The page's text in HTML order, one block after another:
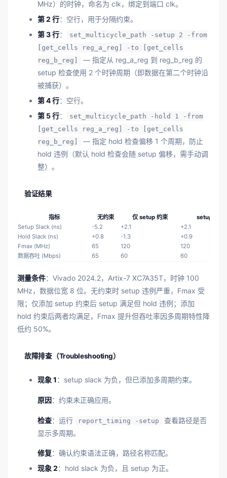
MHz）的时钟，命名为 clk，绑定到端口 clk。
第 2 行：空行，用于分隔约束。
第 3 行：
set_multicycle_path -setup 2 -from
[get_cells reg_a_reg] -to [get_cells
reg_b_reg]
— 指定从 reg_a_reg 到 reg_b_reg 的
setup 检查使用 2 个时钟周期（即数据在第二个时钟沿
被捕获）。
第 4 行：空行。
第 5 行：
set_multicycle_path -hold 1 -from
[get_cells reg_a_reg] -to [get_cells
reg_b_reg]
— 指定 hold 检查偏移 1 个周期，防止
hold 违例（默认 hold 检查会随 setup 偏移，需手动调
整）。
验证结果
指标 无约束 仅 setup 约束
setup +
Setup Slack (ns)
-5.2 +2.1
+2.1
Hold Slack (ns)
+0.8 -1.3
+0.9
Fmax (MHz)
65 120
120
数据吞吐 (Mbps)
65 60 60
测量条件：Vivado 2024.2，Artix-7 XC7A35T，时钟 100
MHz，数据位宽 8 位。无约束时 setup 违例严重，Fmax 受
限；仅添加 setup 约束后 setup 满足但 hold 违例；添加
hold 约束后两者均满足，Fmax 提升但吞吐率因多周期特性降
低约 50%。
故障排查（Troubleshooting）
现象 1：setup slack 为负，但已添加多周期约束。
原因：约束未正确应用。
检查：运行 report_timing -setup
查看路径是否
显示多周期。
修复：确认约束语法正确，路径名称匹配。
现象 2：hold slack 为负，且 setup 为正。